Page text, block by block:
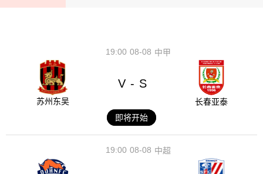
08-08
19:00 中甲
苏州东吴
V - S
长春亚泰
即将开始
08-08
19:00 中超